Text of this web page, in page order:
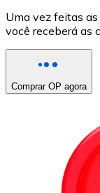
Uma vez feitas
você receberá as
Comprar OP agora